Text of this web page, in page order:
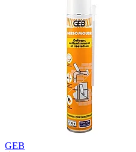
GEB